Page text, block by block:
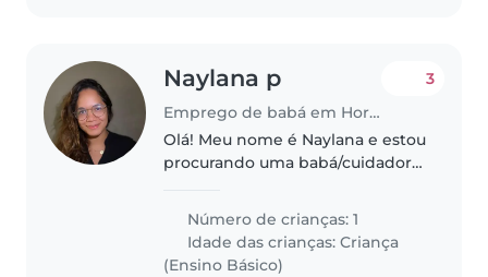
Naylana p
Emprego de babá em Hortolândia
3
Olá! Meu nome é Naylana e estou
procurando uma babá/cuidadora
8 anos. Preciso de alguém para
terças, quartas e quintas, que
possa buscá-la na escola..
Número de crianças: 1
Idade das crianças:Criança
(Ensino Básico)